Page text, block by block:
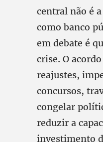
central não é
como banco
em debate é
crise. O
reajustes,
concursos,
congelar
reduzir a
investimento